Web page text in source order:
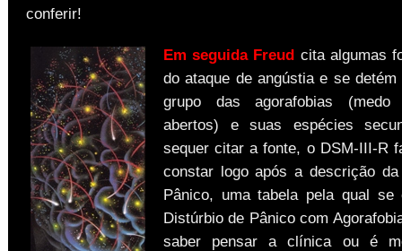
conferir!
Em seguida Freud cita algumas
do ataque de angústia e se
grupo das agorafobias (medo
abertos) e suas espécies
sequer citar a fonte, o DSM-III-R
constar logo após a descrição
Pânico, uma tabela pela qual se
Distúrbio de Pânico com
saber pensar a clínica ou é